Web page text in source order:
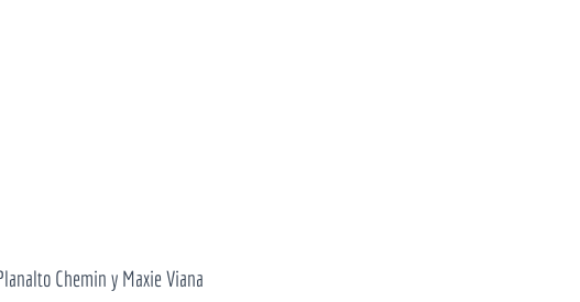
Chemin y Maxie Viana